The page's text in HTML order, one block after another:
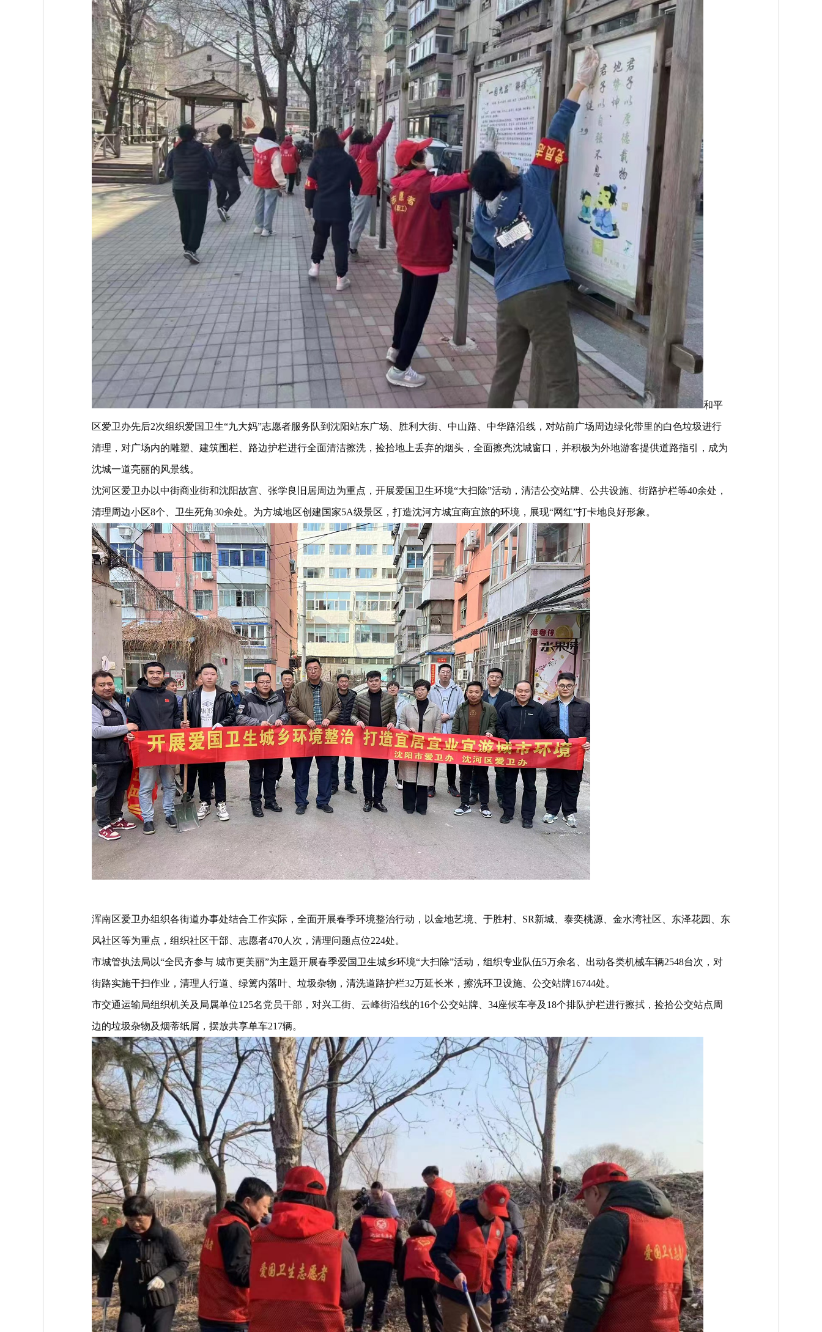
和平
区爱卫办先后2次组织爱国卫生“九大妈”志愿者服务队到沈阳站东广场、胜利大街、中山路、中华路沿线，对站前广场周边绿化带里的白色垃圾进行
清理，对广场内的雕塑、建筑围栏、路边护栏进行全面清洁擦洗，捡拾地上丢弃的烟头，全面擦亮沈城窗口，并积极为外地游客提供道路指引，成为
沈城一道亮丽的风景线。
沈河区爱卫办以中街商业街和沈阳故宫、张学良旧居周边为重点，开展爱国卫生环境“大扫除”活动，清洁公交站牌、公共设施、街路护栏等40余处，
清理周边小区8个、卫生死角30余处。为方城地区创建国家5A级景区，打造沈河方城宜商宜旅的环境，展现“网红”打卡地良好形象。
浑南区爱卫办组织各街道办事处结合工作实际，全面开展春季环境整治行动，以金地艺境、于胜村、SR新城、泰奕桃源、金水湾社区、东泽花园、东
风社区等为重点，组织社区干部、志愿者470人次，清理问题点位224处。
市城管执法局以“全民齐参与 城市更美丽”为主题开展春季爱国卫生城乡环境“大扫除”活动，组织专业队伍5万余名、出动各类机械车辆2548台次，对
街路实施干扫作业，清理人行道、绿篱内落叶、垃圾杂物，清洗道路护栏32万延长米，擦洗环卫设施、公交站牌16744处。
市交通运输局组织机关及局属单位125名党员干部，对兴工街、云峰街沿线的16个公交站牌、34座候车亭及18个排队护栏进行擦拭，捡拾公交站点周
边的垃圾杂物及烟蒂纸屑，摆放共享单车217辆。